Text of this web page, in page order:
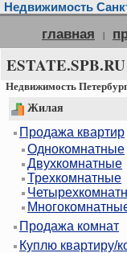
Недвижимость
главная |
ESTATE.SPB.RU
Недвижимость
Жилая
Продажа квартир
Однокомнатные
Двухкомнатные
Трехкомнатные
Продажа комнат
Куплю квартиру/